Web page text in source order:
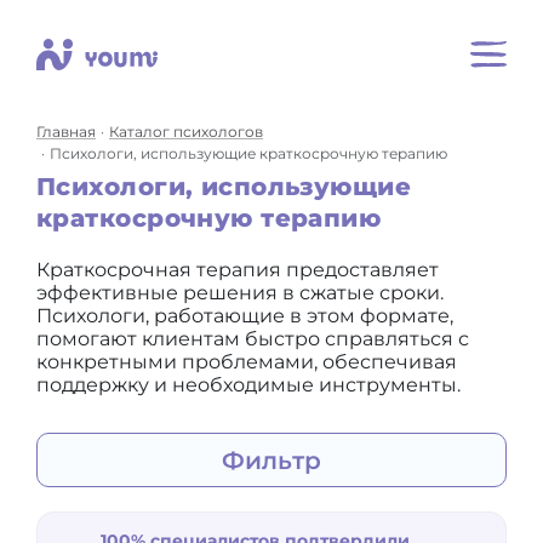
Главная
Каталог психологов
Психологи, использующие краткосрочную терапию
Психологи, использующие
краткосрочную терапию
Краткосрочная терапия предоставляет
эффективные решения в сжатые сроки.
Психологи, работающие в этом формате,
помогают клиентам быстро справляться с
конкретными проблемами, обеспечивая
поддержку и необходимые инструменты.
Фильтр